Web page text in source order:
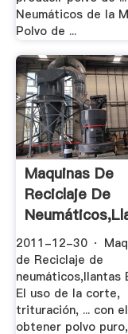
Neumáticos de la
Polvo de ...
Maquinas De
Reciclaje De
.
2011-12-30 ·
de Reciclaje de
neumáticos,llantas
El uso de la corte,
trituración, ... con
obtener polvo puro,